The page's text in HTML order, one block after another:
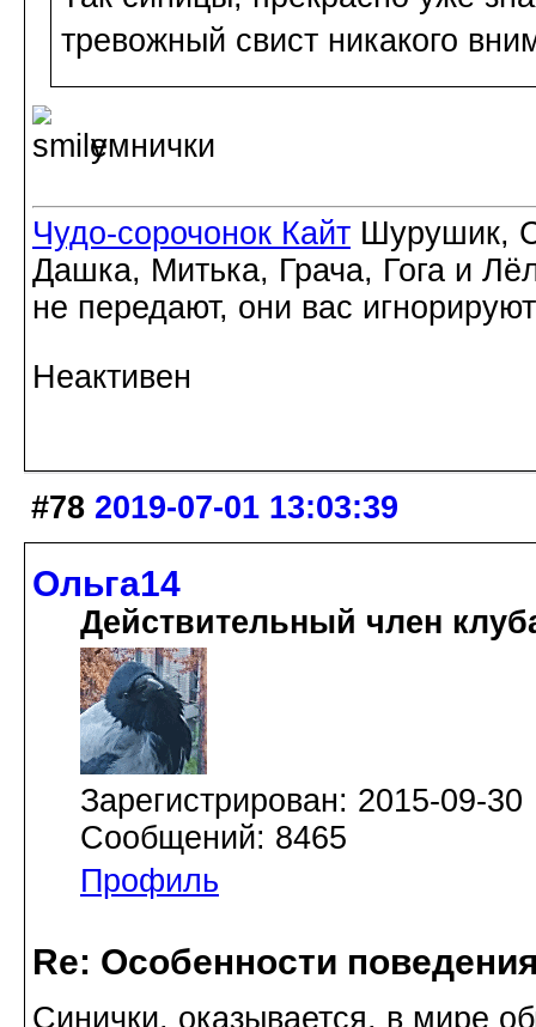
тревожный свист никакого
умнички
Чудо-сорочонок Кайт Шурушик,
Дашка, Митька, Грача, Гога и
не передают, они вас игнорируют
Неактивен
#78 2019-07-01 13:03:39
Ольга14
Действительный член
Зарегистрирован: 2015-09-30
Сообщений: 8465
Профиль
Re: Особенности
Синички, оказывается, в мире